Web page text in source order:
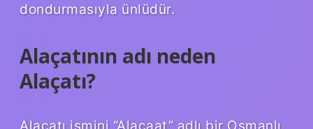
dondurmasıyla ünlüdür.
Alaçatının adı neden
Alaçatı?
Alaçatı ismini “Alacaat” adlı bir Osmanlı